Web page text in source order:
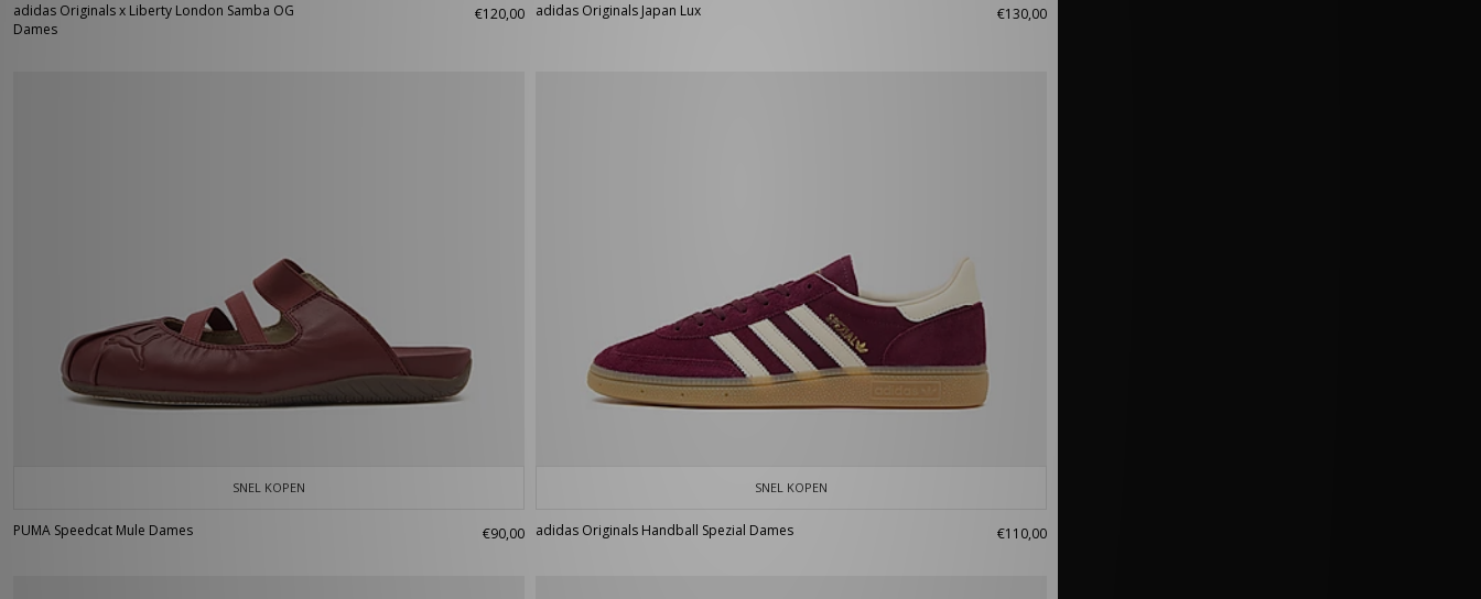
adidas Originals x Liberty London Samba OG
Dames
€120,00 adidas Originals Japan Lux €130,00
SNEL KOPEN
PUMA Speedcat Mule Dames €90,00
SNEL KOPEN
adidas Originals Handball Spezial Dames €110,00